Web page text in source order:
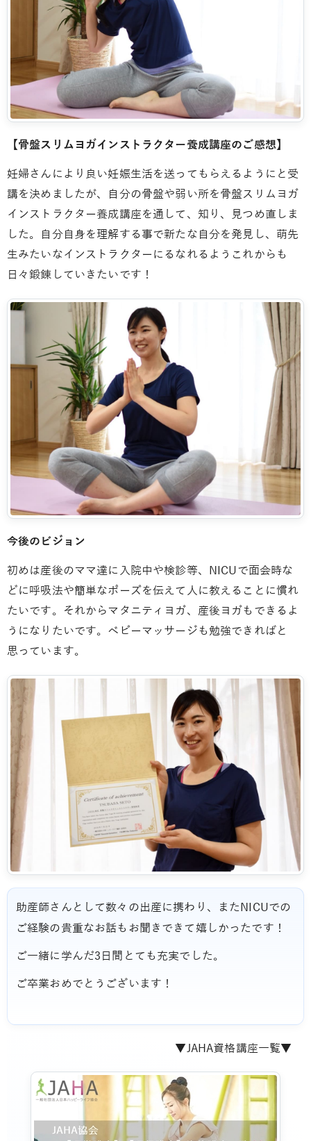
【骨盤スリムヨガインストラクター養成講座のご感想】
妊婦さんにより良い妊娠生活を送ってもらえるようにと受
講を決めましたが、自分の骨盤や弱い所を骨盤スリムヨガ
インストラクター養成講座を通して、知り、見つめ直しま
した。自分自身を理解する事で新たな自分を発見し、萌先
生みたいなインストラクターにるなれるようこれからも
日々鍛錬していきたいです！
今後のビジョン
初めは産後のママ達に入院中や検診等、NICUで面会時な
どに呼吸法や簡単なポーズを伝えて人に教えることに慣れ
たいです。それからマタニティヨガ、産後ヨガもできるよ
うになりたいです。ベビーマッサージも勉強できればと
思っています。
助産師さんとして数々の出産に携わり、またNICUでの
ご経験の貴重なお話もお聞きできて嬉しかったです！
ご一緒に学んだ3日間とても充実でした。
ご卒業おめでとうございます！
▼JAHA資格講座一覧▼